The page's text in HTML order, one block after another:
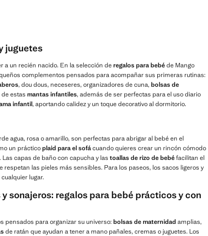
juguetes
a un recién nacido. En la selección deregalos para bebéde Mango
complementos pensados para acompañar sus primeras rutinas:
, dou dous, neceseres, organizadores de cuna, bolsas de
estas mantas infantiles, además de ser perfectas para el uso diario
infantil, aportando calidez y un toque decorativo al dormitorio.
agua, rosa o amarillo, son perfectas para abrigar al bebé en el
un prácticoplaid para el sofácuando quieres crear un rincón cómodo
capas de baño con capucha y las toallas de rizo de bebéfacilitan el
las pieles más sensibles. Para los paseos, los sacos ligeros y
lugar.
sonajeros: regalos para bebé prácticos y con
pensados para organizar su universo: bolsas de maternidad amplias,
de ratán que ayudan a tener a mano pañales, cremas o juguetes. Los